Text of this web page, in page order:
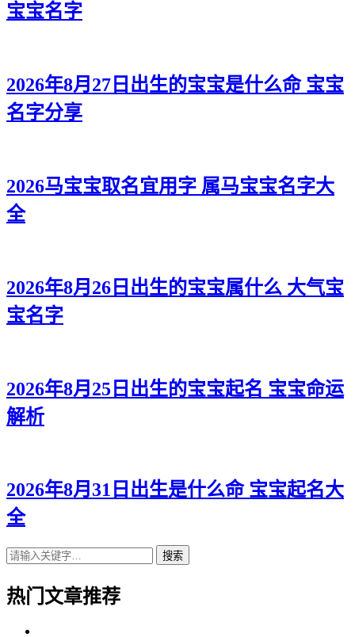
宝宝名字
2026年8月27日出生的宝宝是什么命 宝宝
名字分享
2026马宝宝取名宜用字 属马宝宝名字大
全
2026年8月26日出生的宝宝属什么 大气宝
宝名字
2026年8月25日出生的宝宝起名 宝宝命运
解析
2026年8月31日出生是什么命 宝宝起名大
全
搜索
热门文章推荐